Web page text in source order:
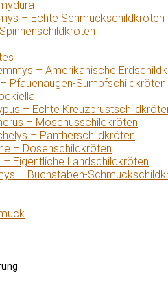
– Echte Schmuckschildkröten
– Amerikanische
Pfauenaugen-Sumpfschildkröten
– Echte
– Moschusschildkröten
– Pantherschildkröten
– Dosenschildkröten
Eigentliche Landschildkröten
– Buchstaben-